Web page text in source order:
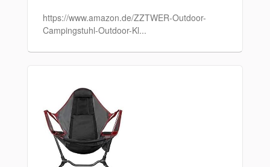
https://www.amazon.de/ZZTWER-Outdoor-
Campingstuhl-Outdoor-Kl...